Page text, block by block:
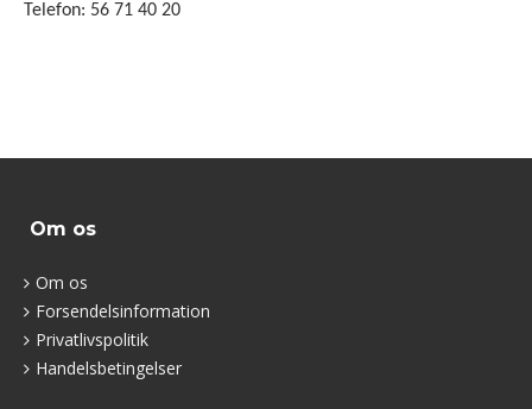
Telefon: 56 71 40 20
Om os
Om os
Forsendelsinformation
Privatlivspolitik
Handelsbetingelser